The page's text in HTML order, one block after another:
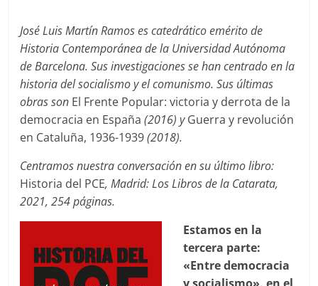
José Luis Martín Ramos es catedrático emérito de
Historia Contemporánea de la Universidad Autónoma
de Barcelona. Sus investigaciones se han centrado en la
historia del socialismo y el comunismo. Sus últimas
obras son El Frente Popular: victoria y derrota de la
democracia en España (2016) yGuerra y revolución
en Cataluña, 1936-1939(2018).
Centramos nuestra conversación en su último libro:
Historia del PCE, Madrid: Los Libros de la Catarata,
2021, 254 páginas.
Estamos en la
tercera parte:
«Entre democracia